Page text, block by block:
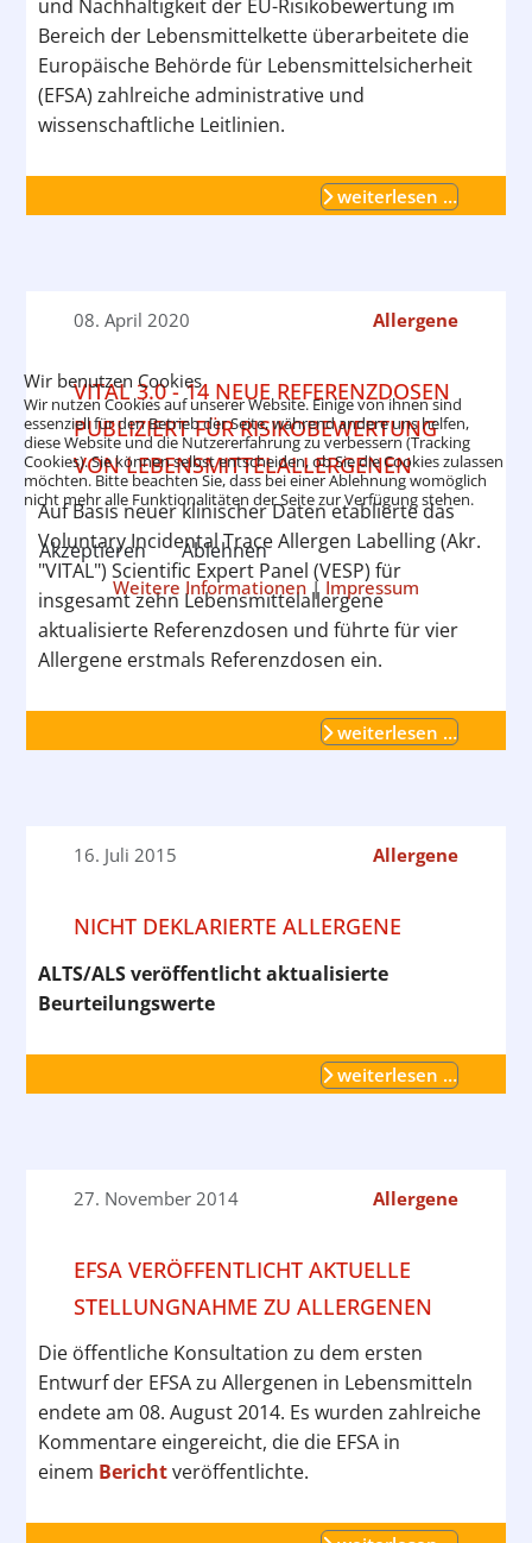
und Nachhaltigkeit der EU-Risikobewertung im
Bereich der Lebensmittelkette überarbeitete die
Europäische Behörde für Lebensmittelsicherheit
(EFSA) zahlreiche administrative und
wissenschaftliche Leitlinien.
weiterlesen …
08. April 2020 Allergene
VITAL 3.0 - 14 NEUE REFERENZDOSEN
PUBLIZIERT FÜR RISIKOBEWERTUNG
VON LEBENSMITTELALLERGENEN
Auf Basis neuer klinischer Daten etablierte das
Voluntary Incidental Trace Allergen Labelling (Akr.
"VITAL") Scientific Expert Panel (VESP) für
insgesamt zehn Lebensmittelallergene
aktualisierte Referenzdosen und führte für vier
Allergene erstmals Referenzdosen ein.
weiterlesen …
16. Juli 2015 Allergene
NICHT DEKLARIERTE ALLERGENE
ALTS/ALS veröffentlicht aktualisierte
Beurteilungswerte
weiterlesen …
27. November 2014 Allergene
EFSA VERÖFFENTLICHT AKTUELLE
STELLUNGNAHME ZU ALLERGENEN
Die öffentliche Konsultation zu dem ersten
Entwurf der EFSA zu Allergenen in Lebensmitteln
endete am 08. August 2014. Es wurden zahlreiche
Kommentare eingereicht, die die EFSA in
einem Berichtveröffentlichte.
Wir benutzen Cookies
Wir nutzen Cookies auf unserer Website. Einige von ihnen sind
essenziell für den Betrieb der Seite, während andere uns helfen,
diese Website und die Nutzererfahrung zu verbessern (Tracking
Cookies). Sie können selbst entscheiden, ob Sie die Cookies zulassen
möchten. Bitte beachten Sie, dass bei einer Ablehnung womöglich
nicht mehr alle Funktionalitäten der Seite zur Verfügung stehen.
Akzeptieren Ablehnen
Weitere Informationen | Impressum